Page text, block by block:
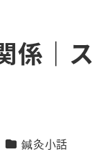
係｜
カテゴリー
鍼灸小話